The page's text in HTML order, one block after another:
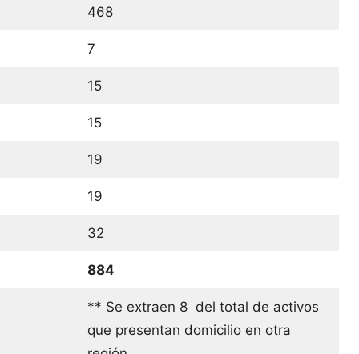
468
7
15
15
19
19
32
884
** Se extraen 8 del total de activos
que presentan domicilio en otra